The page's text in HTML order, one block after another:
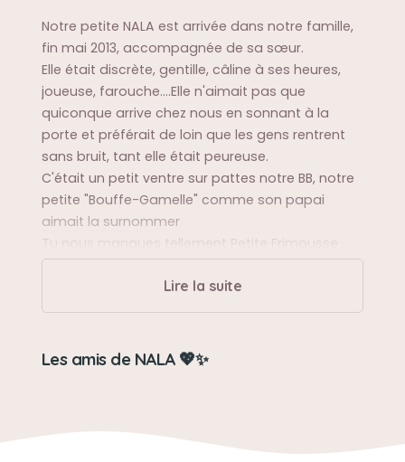
Notre petite NALA est arrivée dans notre famille,
fin mai 2013, accompagnée de sa sœur.
Elle était discrète, gentille, câline à ses heures,
joueuse, farouche....Elle n'aimait pas que
quiconque arrive chez nous en sonnant à la
porte et préférait de loin que les gens rentrent
sans bruit, tant elle était peureuse.
C'était un petit ventre sur pattes notre BB, notre
petite "Bouffe-Gamelle" comme son papai
aimait la surnommer
Tu nous manques tellement Petite Frimousse
d'Amour, ainsi qu'à ta sœur
Sa balade préférée
NALA aimait qu'on la laisse se promener sur le
Sa bêtise préférée
Lire la suite
Les amis de NALA 💖✨